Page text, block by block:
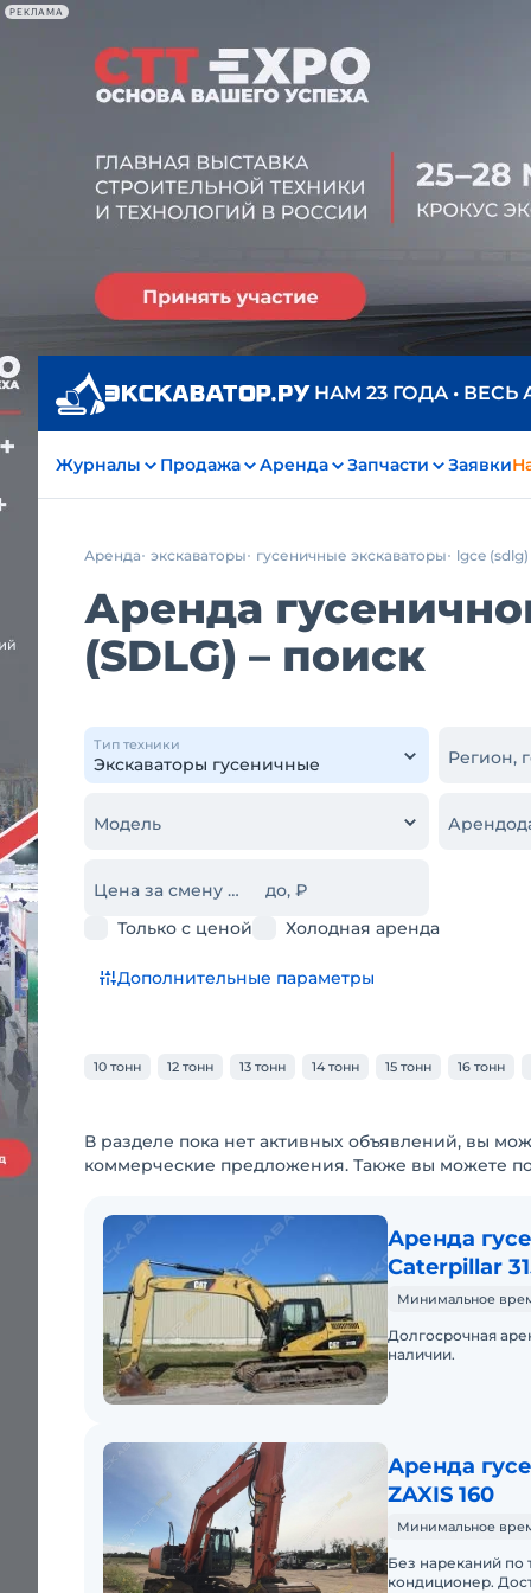
РЕКЛАМА
НАМ 23 ГОДА • ВЕСЬ
Журналы Продажа Аренда Запчасти Заявки
Аренда экскаваторы гусеничные экскаваторы lgce (sdlg)
Аренда
(SDLG) – поиск
Тип техники
Регион,
Модель
Цена за смену от, ₽
до, ₽
Только с ценой
Холодная аренда
Дополнительные параметры
10 тонн 12 тонн 13 тонн 14 тонн 15 тонн 16 тонн
В разделе пока нет активных объявлений, вы
коммерческие предложения. Также вы можете
Аренда
Caterpillar
Минимальное
Долгосрочная
наличии.
Аренда
ZAXIS 160
Минимальное
Без нареканий по
кондиционер.